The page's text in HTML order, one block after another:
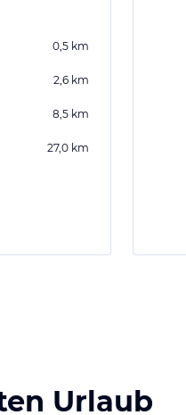
0,5 km
2,6 km
8,5 km
27,0 km
Urlaub